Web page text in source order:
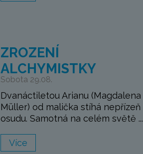
ZROZENÍ
ALCHYMISTKY
Sobota 29.08.
Dvanáctiletou Arianu (Magdalena
Müller) od malička stíhá nepřízeň
osudu. Samotná na celém světě ...
Více